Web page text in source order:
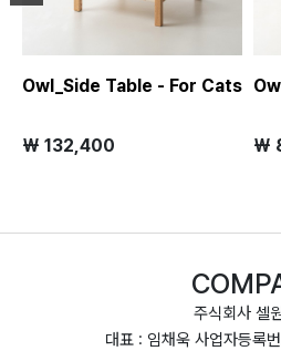
Owl_Side Table - For Cats
₩ 132,400 ₩
주식회사 셀
대표 : 임채욱 사업자등